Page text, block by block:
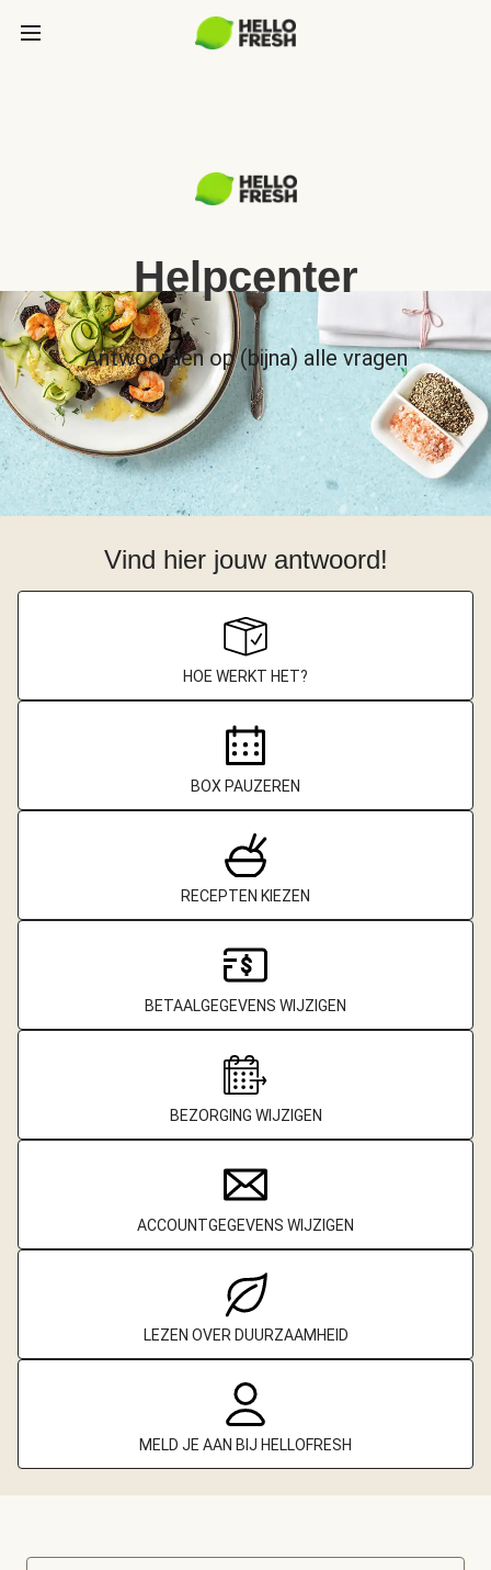
Helpcenter
Antwoorden op (bijna) alle vragen
Vind hier jouw antwoord!
HOE WERKT HET?
BOX PAUZEREN
RECEPTEN KIEZEN
BETAALGEGEVENS WIJZIGEN
BEZORGING WIJZIGEN
ACCOUNTGEGEVENS WIJZIGEN
LEZEN OVER DUURZAAMHEID
MELD JE AAN BIJ HELLOFRESH